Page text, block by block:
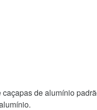
de alumínio